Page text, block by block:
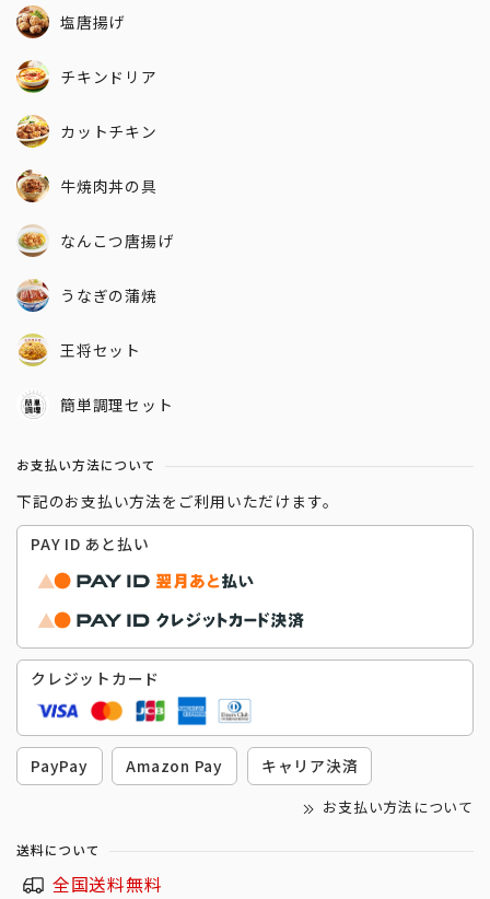
塩唐揚げ
チキンドリア
カットチキン
牛焼肉丼の具
なんこつ唐揚げ
うなぎの蒲焼
王将セット
簡単調理セット
お支払い方法について
下記のお支払い方法をご利用いただけます。
PAY ID あと払い
クレジットカード
PayPay Amazon Pay キャリア決済
お支払い方法について
送料について
全国送料無料